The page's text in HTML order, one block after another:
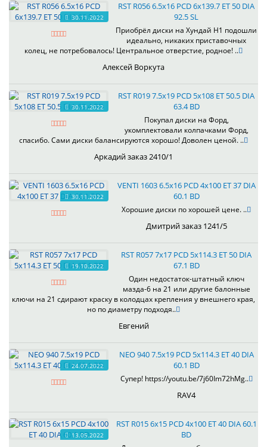
30.11.2022
RST R056 6.5x16 PCD 6x139.7 ET 50 DIA
92.5 SL
Приобрёл диски на Хундай H1 подошли
идеально, никаких приставочных
колец, не потребовалось! Центральное отверстие, родное! ..
Алексей Воркута
30.11.2022
RST R019 7.5x19 PCD 5x108 ET 50.5 DIA
63.4 BD
Покупал диски на Форд,
укомплектовали колпачками Форд,
спасибо. Сами диски балансируются хорошо! Доволен ценой. ..
Аркадий заказ 2410/1
30.11.2022
VENTI 1603 6.5x16 PCD 4x100 ET 37 DIA
60.1 BD
Хорошие диски по хорошей цене. ..
Дмитрий заказ 1241/5
19.10.2022
RST R057 7x17 PCD 5x114.3 ET 50 DIA
67.1 BD
Один недостаток-штатный ключ
мазда-6 на 21 или другие балонные
ключи на 21 сдирают краску в колодцах крепления у внешнего края,
но по диаметру подходя..
Евгений
24.07.2022
NEO 940 7.5x19 PCD 5x114.3 ET 40 DIA
60.1 BD
Супер! https://youtu.be/7j60Im72hMg..
RAV4
13.05.2022
RST R015 6x15 PCD 4x100 ET 40 DIA 60.1
BD